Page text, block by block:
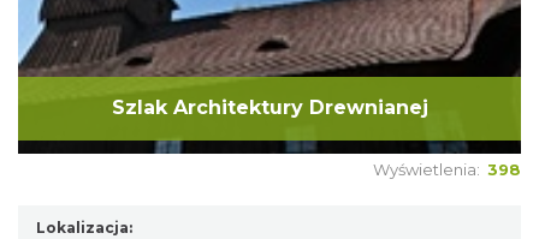
Szlak Architektury Drewnianej
Wyświetlenia: 398
Lokalizacja: